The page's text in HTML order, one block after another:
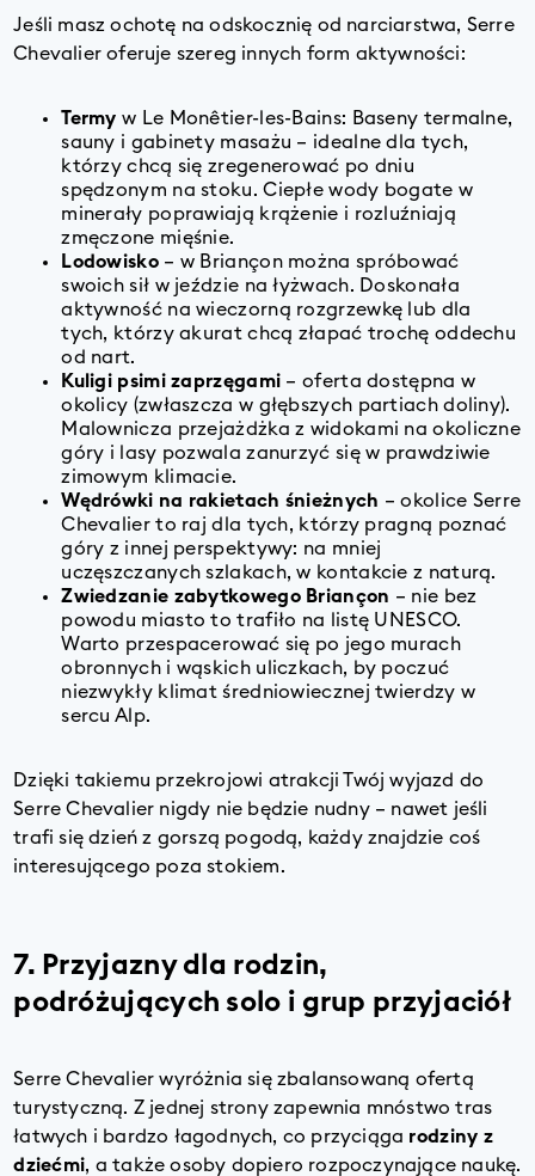
Jeśli masz ochotę na odskocznię od narciarstwa, Serre
Chevalier oferuje szereg innych form aktywności:
Termy w Le Monêtier-les-Bains: Baseny termalne,
sauny i gabinety masażu – idealne dla tych,
którzy chcą się zregenerować po dniu
spędzonym na stoku. Ciepłe wody bogate w
minerały poprawiają krążenie i rozluźniają
zmęczone mięśnie.
Lodowisko– w Briançon można spróbować
swoich sił w jeździe na łyżwach. Doskonała
aktywność na wieczorną rozgrzewkę lub dla
tych, którzy akurat chcą złapać trochę oddechu
od nart.
Kuligi psimi zaprzęgami – oferta dostępna w
okolicy (zwłaszcza w głębszych partiach doliny).
Malownicza przejażdżka z widokami na okoliczne
góry i lasy pozwala zanurzyć się w prawdziwie
zimowym klimacie.
Wędrówki na rakietach śnieżnych – okolice Serre
Chevalier to raj dla tych, którzy pragną poznać
góry z innej perspektywy: na mniej
uczęszczanych szlakach, w kontakcie z naturą.
Zwiedzanie zabytkowego Briançon – nie bez
powodu miasto to trafiło na listę UNESCO.
Warto przespacerować się po jego murach
obronnych i wąskich uliczkach, by poczuć
niezwykły klimat średniowiecznej twierdzy w
sercu Alp.
Dzięki takiemu przekrojowi atrakcji Twój wyjazd do
Serre Chevalier nigdy nie będzie nudny – nawet jeśli
trafi się dzień z gorszą pogodą, każdy znajdzie coś
interesującego poza stokiem.
7. Przyjazny dla rodzin,
podróżujących solo i grup przyjaciół
Serre Chevalier wyróżnia się zbalansowaną ofertą
turystyczną. Z jednej strony zapewnia mnóstwo tras
łatwych i bardzo łagodnych, co przyciąga rodziny z
dziećmi, a także osoby dopiero rozpoczynające naukę.